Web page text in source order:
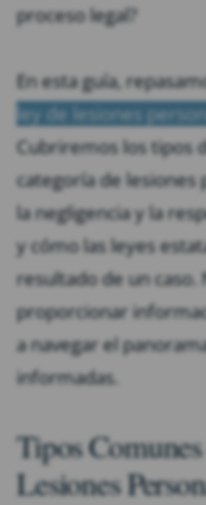
proceso legal?
En esta guía,
ley de lesiones
Cubriremos los tipos
categoría de lesiones
la negligencia y la
y cómo las leyes
resultado de un
proporcionar
a navegar el
informadas.
Tipos
Lesiones